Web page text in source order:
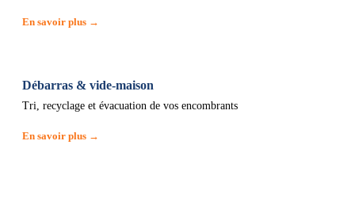
En savoir plus →
Débarras & vide-maison
Tri, recyclage et évacuation de vos encombrants
En savoir plus →